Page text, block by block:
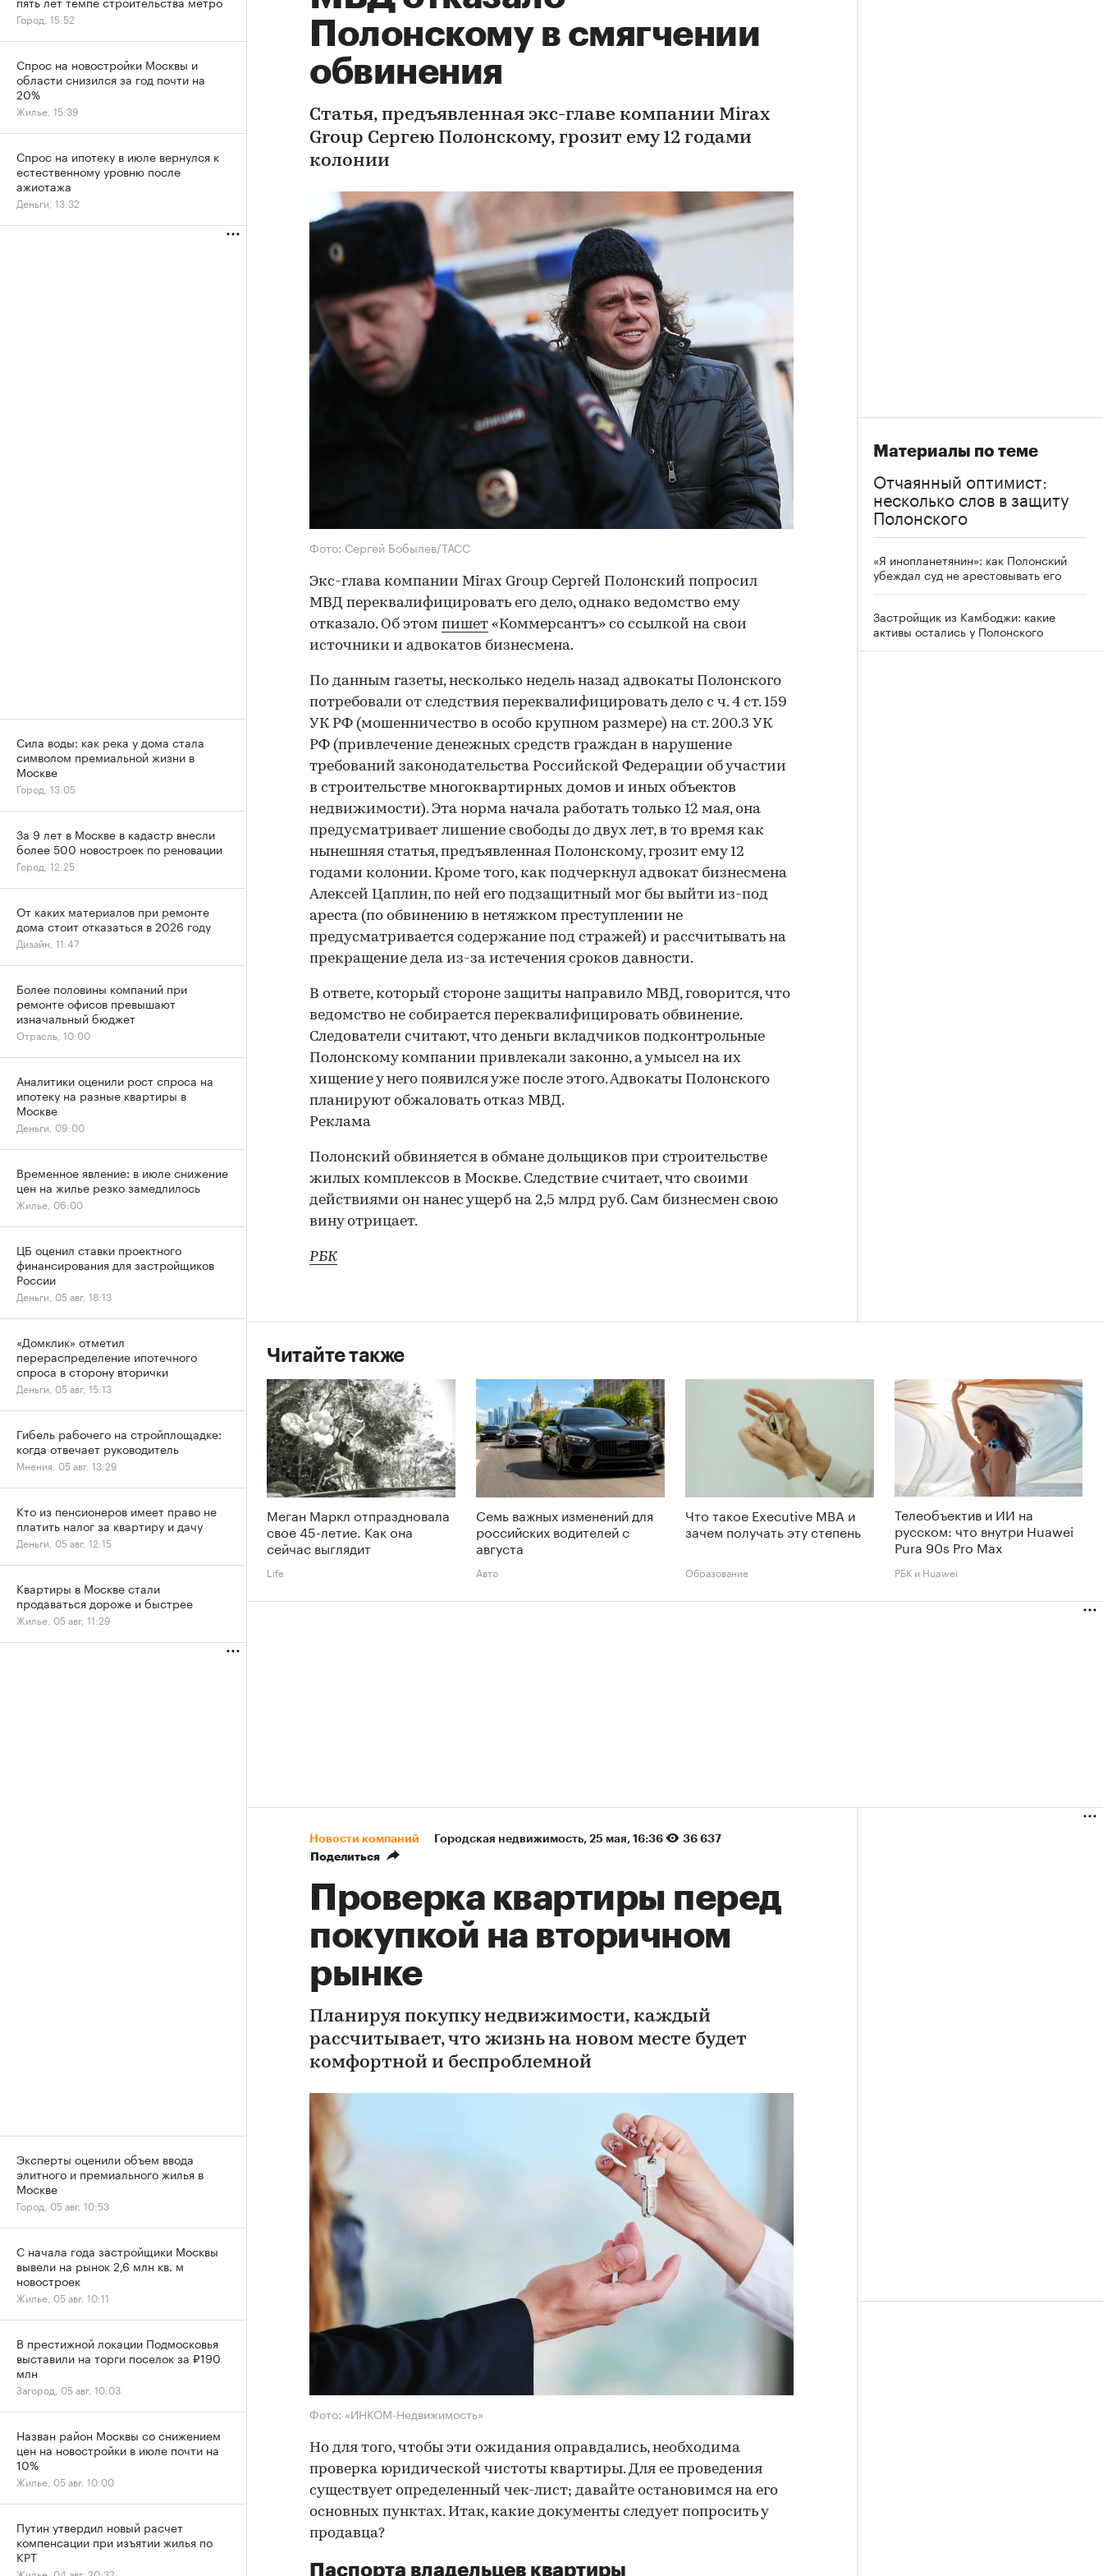
Полонскому в смягчении
обвинения
Статья, предъявленная экс-главе компании Mirax
Group Сергею Полонскому, грозит ему 12 годами
колонии
Фото: Сергей Бобылев/ТАСС
Экс-глава компании Mirax Group Сергей Полонский попросил
МВД переквалифицировать его дело, однако ведомство ему
отказало. Об этом пишет «Коммерсантъ» со ссылкой на свои
источники и адвокатов бизнесмена.
По данным газеты, несколько недель назад адвокаты Полонского
потребовали от следствия переквалифицировать дело с ч. 4 ст. 159
УК РФ (мошенничество в особо крупном размере) на ст. 200.3 УК
РФ (привлечение денежных средств граждан в нарушение
требований законодательства Российской Федерации об участии
в строительстве многоквартирных домов и иных объектов
недвижимости). Эта норма начала работать только 12 мая, она
предусматривает лишение свободы до двух лет, в то время как
нынешняя статья, предъявленная Полонскому, грозит ему 12
годами колонии. Кроме того, как подчеркнул адвокат бизнесмена
Алексей Цаплин, по ней его подзащитный мог бы выйти из-под
ареста (по обвинению в нетяжком преступлении не
предусматривается содержание под стражей) и рассчитывать на
прекращение дела из-за истечения сроков давности.
В ответе, который стороне защиты направило МВД, говорится, что
ведомство не собирается переквалифицировать обвинение.
Следователи считают, что деньги вкладчиков подконтрольные
Полонскому компании привлекали законно, а умысел на их
хищение у него появился уже после этого. Адвокаты Полонского
планируют обжаловать отказ МВД.
Реклама
Полонский обвиняется в обмане дольщиков при строительстве
жилых комплексов в Москве. Следствие считает, что своими
действиями он нанес ущерб на 2,5 млрд руб. Сам бизнесмен свою
вину отрицает.
РБК
Материалы по теме
Отчаянный оптимист:
несколько слов в защиту
Полонского
«Я инопланетянин»: как Полонский
убеждал суд не арестовывать его
Застройщик из Камбоджи: какие
активы остались у Полонского
Читайте также
Меган Маркл отпраздновала
свое 45-летие. Как она
сейчас выглядит
Life
Семь важных изменений для
российских водителей с
августа
Авто
Что такое Executive MBA и
зачем получать эту степень
Образование
Телеобъектив и ИИ на
русском: что внутри Huawei
Pura 90s Pro Max
РБК и Huawei
Новости компаний Городская недвижимость⁠, 25 мая, 16:36
36 637
Поделиться
Проверка квартиры перед
покупкой на вторичном
рынке
Планируя покупку недвижимости, каждый
рассчитывает, что жизнь на новом месте будет
комфортной и беспроблемной
Фото: «ИНКОМ-Недвижимость»
Но для того, чтобы эти ожидания оправдались, необходима
проверка юридической чистоты квартиры. Для ее проведения
существует определенный чек-лист; давайте остановимся на его
основных пунктах. Итак, какие документы следует попросить у
продавца?
Паспорта владельцев квартиры
Город, 15:52
Спрос на новостройки Москвы и
области снизился за год почти на
20%
Жилье, 15:39
Спрос на ипотеку в июле вернулся к
естественному уровню после
ажиотажа
Деньги, 13:32
Сила воды: как река у дома стала
символом премиальной жизни в
Москве
Город, 13:05
За 9 лет в Москве в кадастр внесли
более 500 новостроек по реновации
Город, 12:25
От каких материалов при ремонте
дома стоит отказаться в 2026 году
Дизайн, 11:47
Более половины компаний при
ремонте офисов превышают
изначальный бюджет
Отрасль, 10:00
Аналитики оценили рост спроса на
ипотеку на разные квартиры в
Москве
Деньги, 09:00
Временное явление: в июле снижение
цен на жилье резко замедлилось
Жилье, 06:00
ЦБ оценил ставки проектного
финансирования для застройщиков
России
Деньги, 05 авг, 18:13
«Домклик» отметил
перераспределение ипотечного
спроса в сторону вторички
Деньги, 05 авг, 15:13
Гибель рабочего на стройплощадке:
когда отвечает руководитель
Мнения, 05 авг, 13:29
Кто из пенсионеров имеет право не
платить налог за квартиру и дачу
Деньги, 05 авг, 12:15
Квартиры в Москве стали
продаваться дороже и быстрее
Жилье, 05 авг, 11:29
Эксперты оценили объем ввода
элитного и премиального жилья в
Москве
Город, 05 авг, 10:53
С начала года застройщики Москвы
вывели на рынок 2,6 млн кв. м
новостроек
Жилье, 05 авг, 10:11
В престижной локации Подмосковья
выставили на торги поселок за ₽190
млн
Загород, 05 авг, 10:03
Назван район Москвы со снижением
цен на новостройки в июле почти на
10%
Жилье, 05 авг, 10:00
Путин утвердил новый расчет
компенсации при изъятии жилья по
КРТ